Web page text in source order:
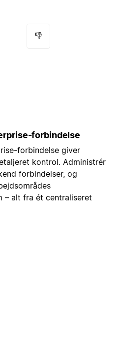
👎
forbindelse
forbindelse giver
kontrol. Administrér
forbindelser, og
– alt fra ét centraliseret